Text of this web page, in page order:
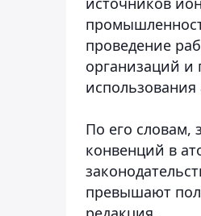
проведение
организаций и
По его словам,
конвенций в
превышают